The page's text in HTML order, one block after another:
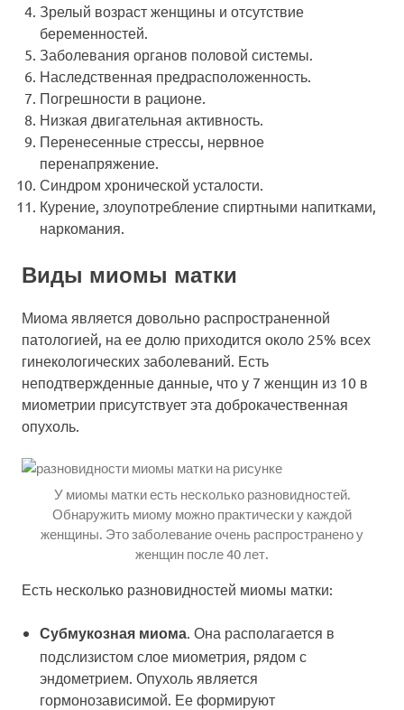
Зрелый возраст женщины и отсутствие
беременностей.
Заболевания органов половой системы.
Наследственная предрасположенность.
Погрешности в рационе.
Низкая двигательная активность.
Перенесенные стрессы, нервное
перенапряжение.
Синдром хронической усталости.
Курение, злоупотребление спиртными напитками,
наркомания.
Виды миомы матки
Миома является довольно распространенной
патологией, на ее долю приходится около 25% всех
гинекологических заболеваний. Есть
неподтвержденные данные, что у 7 женщин из 10 в
миометрии присутствует эта доброкачественная
опухоль.
У миомы матки есть несколько разновидностей.
Обнаружить миому можно практически у каждой
женщины. Это заболевание очень распространено у
женщин после 40 лет.
Есть несколько разновидностей миомы матки:
Субмукозная миома. Она располагается в
подслизистом слое миометрия, рядом с
эндометрием. Опухоль является
гормонозависимой. Ее формируют